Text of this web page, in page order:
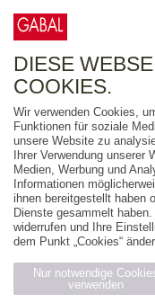
FREITEXT
AUSGABEART
AUS DER REIHE
ZUM THEMA
DIESE
COOKIES.
Wir verwenden Cookies,
Funktionen für soziale
unsere Website zu
Ihrer Verwendung
Medien, Werbung und
Informationen
ihnen bereitgestellt haben
Dienste gesammelt
widerrufen und Ihre
dem Punkt „Cookies“
Nur notwendige
verwenden